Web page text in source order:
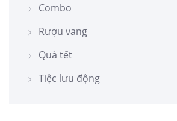
Combo
Rượu vang
Quà tết
Tiệc lưu động